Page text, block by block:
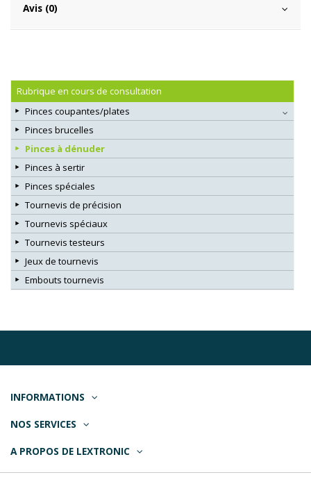
Avis (0)
Rubrique en cours de consultation
Pinces coupantes/plates
Pinces brucelles
Pinces à dénuder
Pinces à sertir
Pinces spéciales
Tournevis de précision
Tournevis spéciaux
Tournevis testeurs
Jeux de tournevis
Embouts tournevis
INFORMATIONS
NOS SERVICES
A PROPOS DE LEXTRONIC